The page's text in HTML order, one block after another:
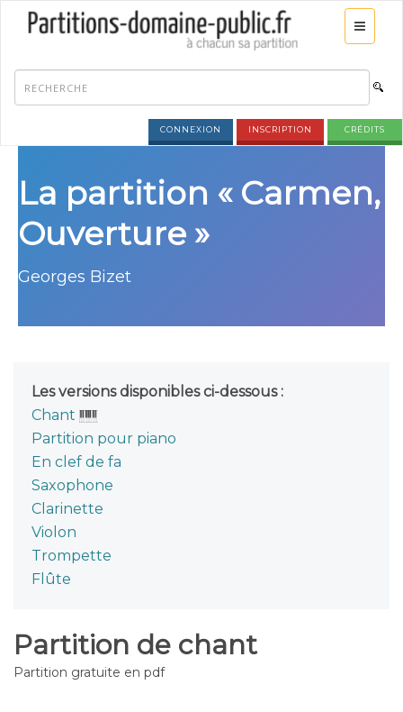
CONNEXION INSCRIPTION CRÉDITS
La partition « Carmen,
Ouverture »
Georges Bizet
Les versions disponibles ci-dessous :
Chant
Partition pour piano
En clef de fa
Saxophone
Clarinette
Violon
Trompette
Flûte
Partition de chant
Partition gratuite en pdf